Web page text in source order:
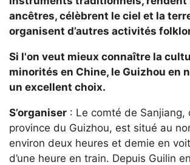
ancêtres, célèbrent le ciel et la
organisent d’autres activités
Si l'on veut mieux connaître la
minorités en Chine, le Guizhou en
un excellent choix.
S’organiser : Le comté de Sanjiang,
province du Guizhou, est situé au
environ deux heures et demie en
d’une heure en train. Depuis Guilin